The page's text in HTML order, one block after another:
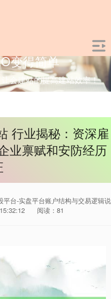
变得简单
会建站的提高建站效率！
行业揭秘：资深雇
业禀赋和安防经历
平台-实盘平台账户结构与交易逻辑说
阅读：81